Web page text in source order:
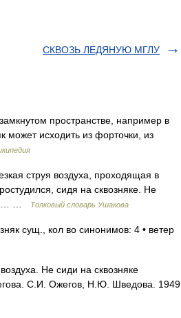
СКВОЗЬ ЛЕДЯНУЮ МГЛУ
пространстве, например в
может исходить из форточки, из
струя воздуха, проходящая в
сидя на сквозняке. Не
…
Толковый словарь Ушакова
сущ., кол во синонимов: 4 • ветер
Не сиди на сквозняке
С.И. Ожегов, Н.Ю. Шведова. 1949